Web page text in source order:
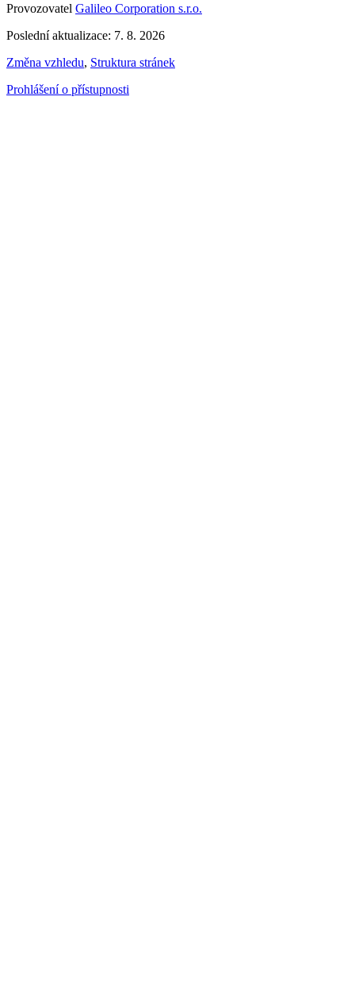
Provozovatel Galileo Corporation s.r.o.
Poslední aktualizace: 7. 8. 2026
Změna vzhledu, Struktura stránek
Prohlášení o přístupnosti